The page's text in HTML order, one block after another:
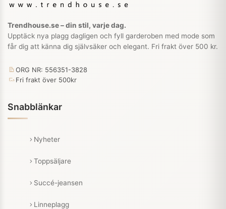
Trendhouse.se – din stil, varje dag.
Upptäck nya plagg dagligen och fyll garderoben med mode som
får dig att känna dig självsäker och elegant. Fri frakt över 500 kr.
ORG NR: 556351-3828
Fri frakt över 500kr
Snabblänkar
Nyheter
Toppsäljare
Succé-jeansen
Linneplagg